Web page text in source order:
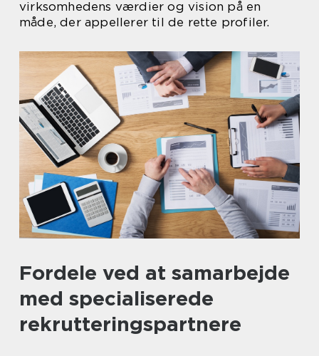
virksomhedens værdier og vision på en
måde, der appellerer til de rette profiler.
Fordele ved at samarbejde
med specialiserede
rekrutteringspartnere